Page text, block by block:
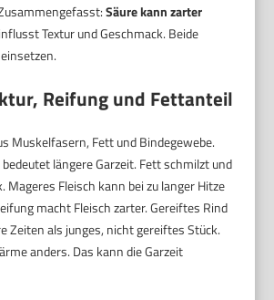
Säure kann zarter
Textur und Geschmack. Beide
Reifung und Fettanteil
Muskelfasern, Fett und Bindegewebe.
längere Garzeit. Fett schmilzt und
Mageres Fleisch kann bei zu langer Hitze
macht Fleisch zarter. Gereiftes Rind
Zeiten als junges, nicht gereiftes Stück.
anders. Das kann die Garzeit